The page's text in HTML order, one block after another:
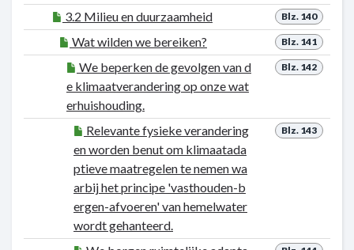
Blz. 140
3.2 Milieu en duurzaamheid
Blz. 141
Wat wilden we bereiken?
Blz. 142
We beperken de gevolgen van d
e klimaatverandering op onze wat
erhuishouding.
Blz. 143
Relevante fysieke verandering
en worden benut om klimaatada
ptieve maatregelen te nemen wa
arbij het principe 'vasthouden-b
ergen-afvoeren' van hemelwater
wordt gehanteerd.